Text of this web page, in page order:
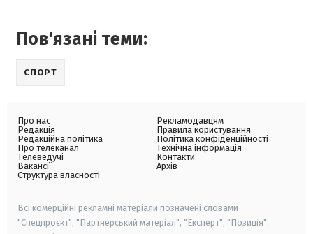
Пов'язані теми:
СПОРТ
Про нас
Редакція
Редакційна політика
Про телеканал
Телеведучі
Вакансії
Структура власності
Рекламодавцям
Правила користування
Політика конфіденційності
Технічна інформація
Контакти
Архів
Всі комерційні рекламні матеріали позначені словами
"Спецпроєкт", "Партнерський матеріал", "Експерт", "Позиція".